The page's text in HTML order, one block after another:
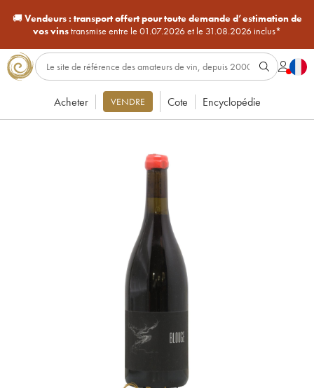
🚚Vendeurs : transport offert pour toute demande d’estimation de
vos vinstransmise entre le 01.07.2026 et le 31.08.2026 inclus*
Acheter VENDRE Cote Encyclopédie